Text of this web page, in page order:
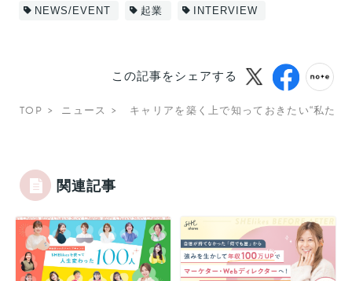
NEWS/EVENT 起業 INTERVIEW
この記事をシェアする
TOP ニュース キャリアを築く上で知っておきたい“私たち
関連記事